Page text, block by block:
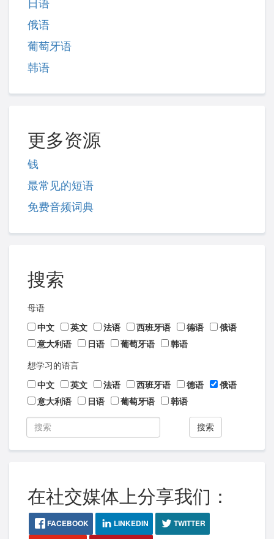
日语
俄语
葡萄牙语
韩语
更多资源
钱
最常见的短语
免费音频词典
搜索
母语
中文
英文 法语 西班牙语 德语
俄语
意大利语
日语 葡萄牙语 韩语
想学习的语言
中文
英文 法语 西班牙语 德语
俄语
意大利语
日语 葡萄牙语 韩语
搜索
在社交媒体上分享我们：
FACEBOOK LINKEDIN
TWITTER